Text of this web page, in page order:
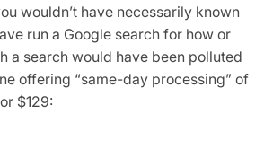
wouldn’t have necessarily known
run a Google search for how or
a search would have been polluted
offering “same-day processing” of
$129: